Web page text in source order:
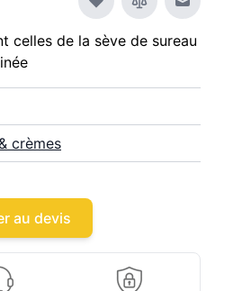
Envoyer
celles de la sève de sureau
crèmes
au devis